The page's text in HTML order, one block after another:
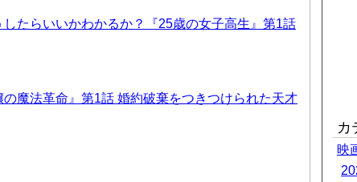
たらいいかわかるか？『25歳の女子高生』第1話
の魔法革命』第1話 婚約破棄をつきつけられた天才
カ
映